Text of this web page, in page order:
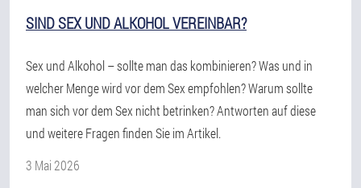
SIND SEX UND ALKOHOL VEREINBAR?
Sex und Alkohol – sollte man das kombinieren? Was und in
welcher Menge wird vor dem Sex empfohlen? Warum sollte
man sich vor dem Sex nicht betrinken? Antworten auf diese
und weitere Fragen finden Sie im Artikel.
3 Mai 2026